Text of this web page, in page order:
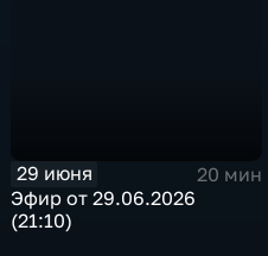
29 июня
20 мин
Эфир от 29.06.2026
(21:10)